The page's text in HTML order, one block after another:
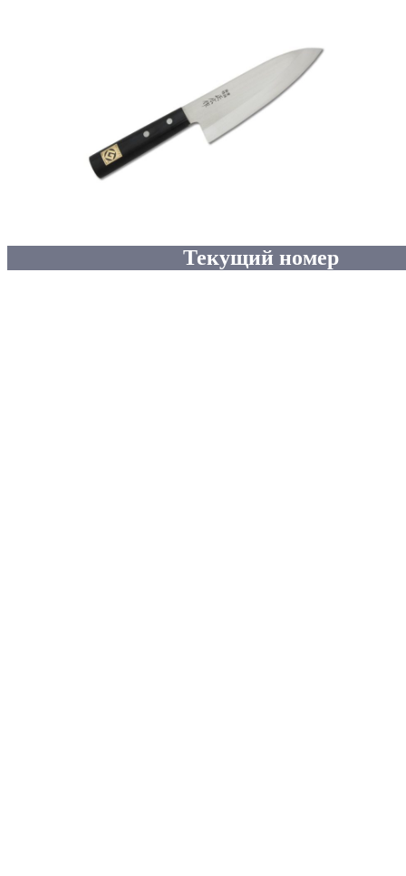
Текущий номер